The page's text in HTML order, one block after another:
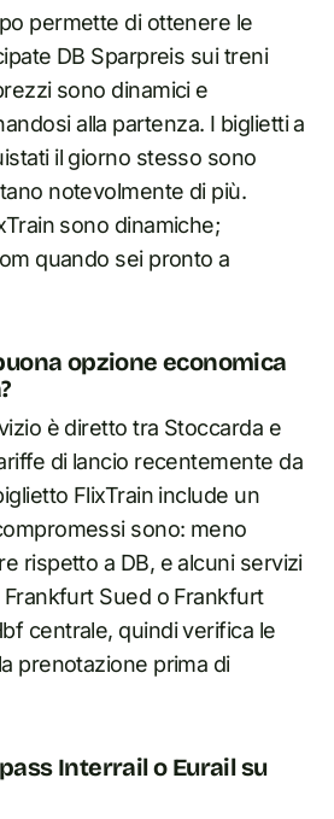
permette di ottenere le
DB Sparpreis sui treni
sono dinamici e
alla partenza. I biglietti a
il giorno stesso sono
notevolmente di più.
sono dinamiche;
quando sei pronto a
opzione economica
è diretto tra Stoccarda e
di lancio recentemente da
FlixTrain include un
sono: meno
rispetto a DB, e alcuni servizi
Frankfurt Sued o Frankfurt
centrale, quindi verifica le
prenotazione prima di
Interrail o Eurail su